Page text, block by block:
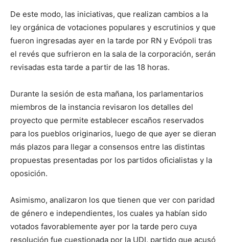
De este modo, las iniciativas, que realizan cambios a la
ley orgánica de votaciones populares y escrutinios y que
fueron ingresadas ayer en la tarde por RN y Evópoli tras
el revés que sufrieron en la sala de la corporación, serán
revisadas esta tarde a partir de las 18 horas.
Durante la sesión de esta mañana, los parlamentarios
miembros de la instancia revisaron los detalles del
proyecto que permite establecer escaños reservados
para los pueblos originarios, luego de que ayer se dieran
más plazos para llegar a consensos entre las distintas
propuestas presentadas por los partidos oficialistas y la
oposición.
Asimismo, analizaron los que tienen que ver con paridad
de género e independientes, los cuales ya habían sido
votados favorablemente ayer por la tarde pero cuya
resolución fue cuestionada por la UDI, partido que acusó